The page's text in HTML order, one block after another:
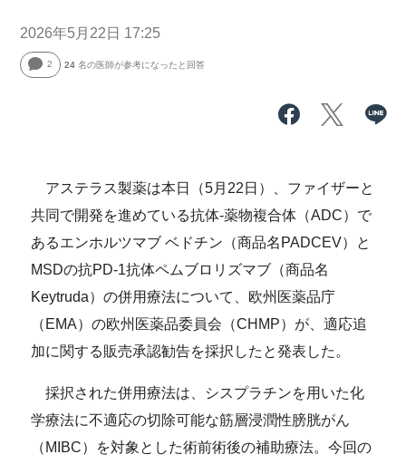
2026年5月22日 17:25
2 24 名の医師が参考になったと回答
アステラス製薬は本日（5月22日）、ファイザーと
共同で開発を進めている抗体-薬物複合体（ADC）で
あるエンホルツマブ ベドチン（商品名PADCEV）と
MSDの抗PD-1抗体ペムブロリズマブ（商品名
Keytruda）の併用療法について、欧州医薬品庁
（EMA）の欧州医薬品委員会（CHMP）が、適応追
加に関する販売承認勧告を採択したと発表した。
採択された併用療法は、シスプラチンを用いた化
学療法に不適応の切除可能な筋層浸潤性膀胱がん
（MIBC）を対象とした術前術後の補助療法。今回の